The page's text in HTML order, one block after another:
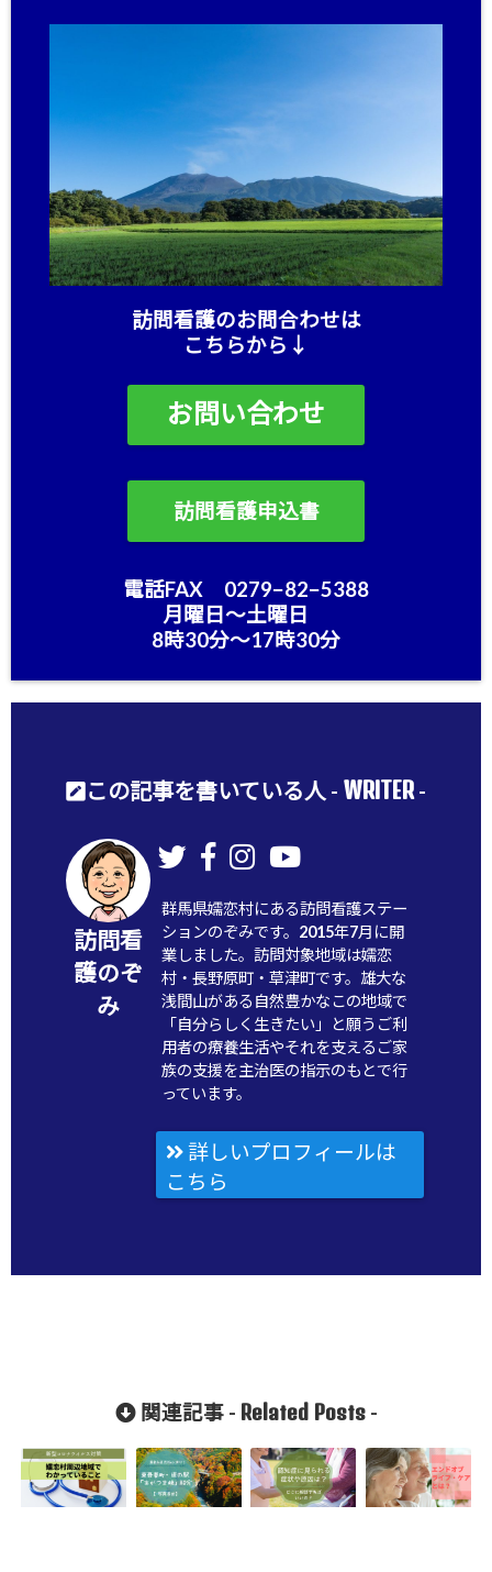
訪問看護のお問合わせは
こちらから↓
お問い合わせ
訪問看護申込書
電話FAX 0279−82−5388
月曜日〜土曜日
8時30分〜17時30分
この記事を書いている人 - WRITER-
訪問看
護のぞ
み
群馬県嬬恋村にある訪問看護ステー
ションのぞみです。2015年7月に開
業しました。訪問対象地域は嬬恋
村・長野原町・草津町です。雄大な
浅間山がある自然豊かなこの地域で
「自分らしく生きたい」と願うご利
用者の療養生活やそれを支えるご家
族の支援を主治医の指示のもとで行
っています。
詳しいプロフィールは
こちら
関連記事 - Related Posts-